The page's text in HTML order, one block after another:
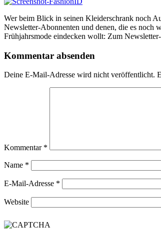
Wer beim Blick in seinen Kleiderschrank noch
Newsletter-Abonnenten und denen, die es noch
Frühjahrsmode eindecken wollt: Zum
Kommentar absenden
Deine E-Mail-Adresse wird nicht veröffentlicht.
Kommentar *
Name *
E-Mail-Adresse *
Website